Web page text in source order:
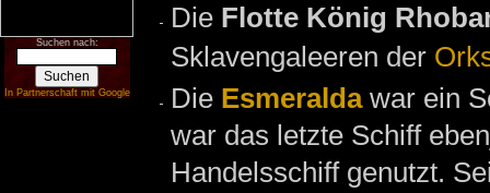
Suchen nach:
In Partnerschaft mit Google
Die Flotte König
Sklavengaleeren der
Die Esmeraldawar ein
war das letzte Schiff
Handelsschiff genutzt.